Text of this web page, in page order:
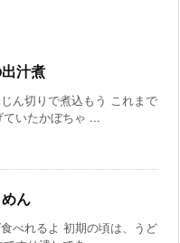
汁煮
ん切りで煮込もう これまで
いたかぼちゃ ...
ん
べれるよ 初期の頃は、うど